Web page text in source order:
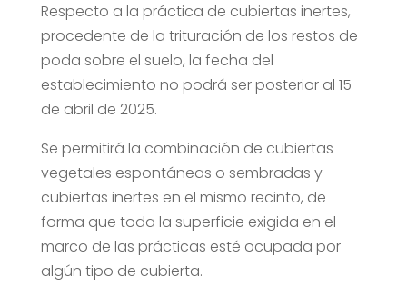
Respecto a la práctica de cubiertas inertes,
procedente de la trituración de los restos de
poda sobre el suelo, la fecha del
establecimiento no podrá ser posterior al 15
de abril de 2025.
Se permitirá la combinación de cubiertas
vegetales espontáneas o sembradas y
cubiertas inertes en el mismo recinto, de
forma que toda la superficie exigida en el
marco de las prácticas esté ocupada por
algún tipo de cubierta.